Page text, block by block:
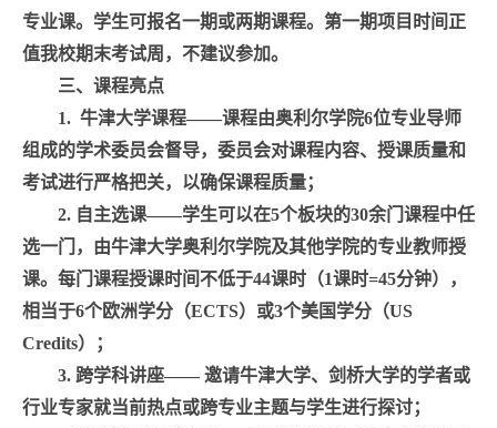
专业课。学生可报名一期或两期课程。第一期项目时间正
值我校期末考试周，不建议参加。
三、课程亮点
1. 牛津大学课程——课程由奥利尔学院6位专业导师
组成的学术委员会督导，委员会对课程内容、授课质量和
考试进行严格把关，以确保课程质量；
2. 自主选课——学生可以在5个板块的30余门课程中任
选一门，由牛津大学奥利尔学院及其他学院的专业教师授
课。每门课程授课时间不低于44课时（1课时=45分钟），
相当于6个欧洲学分（ECTS）或3个美国学分（US
Credits）；
3. 跨学科讲座—— 邀请牛津大学、剑桥大学的学者或
行业专家就当前热点或跨专业主题与学生进行探讨；